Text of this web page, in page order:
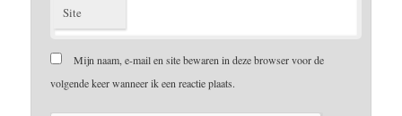
Site
Mijn naam, e-mail en site bewaren in deze browser voor de
volgende keer wanneer ik een reactie plaats.